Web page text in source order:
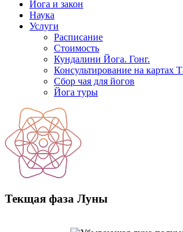
Йога и закон
Наука
Услуги
Расписание
Стоимость
Кундалини Йога. Гонг.
Консультирование на картах
Сбор чая для йогов
Йога туры
Текщая фаза Луны